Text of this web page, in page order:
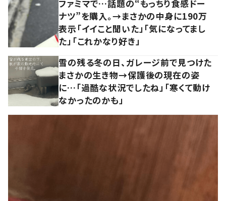
ファミマで…話題の“もっちり食感ドー
ナツ”を購入。→まさかの中身に190万
表示「イイこと聞いた」「気になってまし
た」「これかなり好き」
雪の残る冬の日、ガレージ前で見つけた
まさかの生き物→保護後の現在の姿
に…「過酷な状況でしたね」「寒くて動け
なかったのかも」